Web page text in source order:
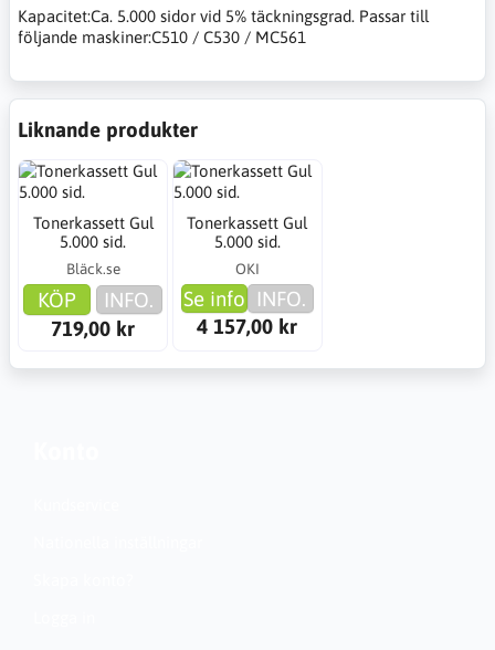
Kapacitet:Ca. 5.000 sidor vid 5% täckningsgrad. Passar till
följande maskiner:C510 / C530 / MC561
Liknande produkter
Tonerkassett Gul
5.000 sid.
Bläck.se
KÖP
INFO.
719,00 kr
Tonerkassett Gul
5.000 sid.
OKI
Se info INFO.
4 157,00 kr